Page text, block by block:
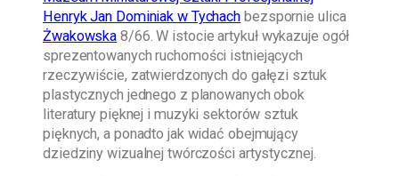
Henryk Jan Dominiak w Tychach bezspornie ulica
Żwakowska 8/66. W istocie artykuł wykazuje ogół
sprezentowanych ruchomości istniejących
rzeczywiście, zatwierdzonych do gałęzi sztuk
plastycznych jednego z planowanych obok
literatury pięknej i muzyki sektorów sztuk
pięknych, a ponadto jak widać obejmujący
dziedziny wizualnej twórczości artystycznej.